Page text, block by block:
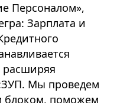
Персоналом»,
Зарплата и
расширяя
Мы проведем
блоком, поможем